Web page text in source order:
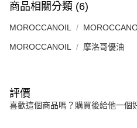
商品相關分類 (6)
MOROCCANOIL
MOROCCANOIL 摩洛哥優油
評價
喜歡這個商品嗎？購買後給他一個